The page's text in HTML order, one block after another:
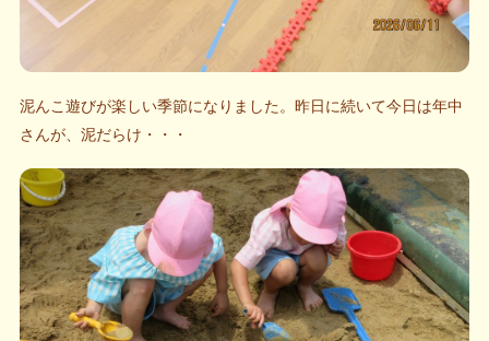
泥んこ遊びが楽しい季節になりました。昨日に続いて今日は年中
さんが、泥だらけ・・・